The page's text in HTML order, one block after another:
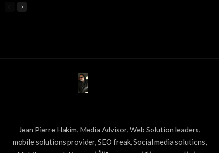
Jean Pierre Hakim, Media Advisor, Web Solution leaders,
mobile solutions provider, SEO freak, Social media solutions,